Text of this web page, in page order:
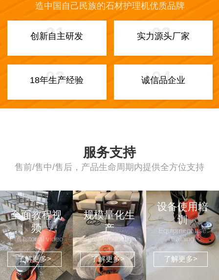
造中国自己民族的石材护理机优质品牌
01
创新自主研发 02
实力源头厂家
03
18年生产经验 04
诚信品企业
服务支持
售前/售中/售后，产品生命周期内提供全方位支持
全面教程视
频
Full tutorial video
了解更多>
规模量化生
产
Scale production
了解更多>
设备使用培
训
Equipment use
training
了解更多>